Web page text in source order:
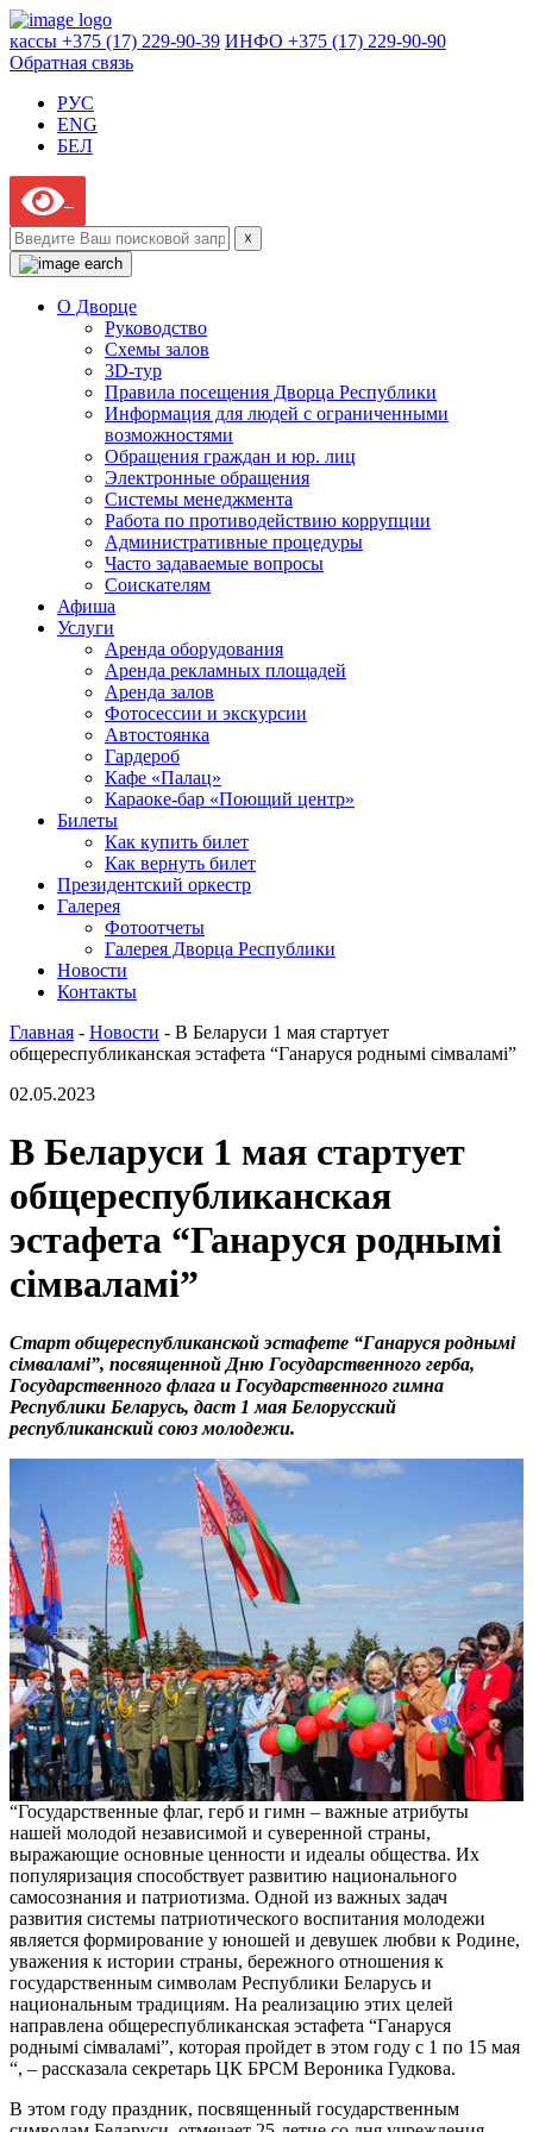
кассы +375 (17) 229-90-39 ИНФО +375 (17) 229-90-90
Обратная связь
РУС
ENG
БЕЛ
☓
О Дворце
Руководство
Схемы залов
3D-тур
Правила посещения Дворца Республики
Информация для людей с ограниченными
возможностями
Обращения граждан и юр. лиц
Электронные обращения
Системы менеджмента
Работа по противодействию коррупции
Административные процедуры
Часто задаваемые вопросы
Соискателям
Афиша
Услуги
Аренда оборудования
Аренда рекламных площадей
Аренда залов
Фотосессии и экскурсии
Автостоянка
Гардероб
Кафе «Палац»
Караоке-бар «Поющий центр»
Билеты
Как купить билет
Как вернуть билет
Президентский оркестр
Галерея
Фотоотчеты
Галерея Дворца Республики
Новости
Контакты
Главная - Новости - В Беларуси 1 мая стартует
общереспубликанская эстафета “Ганаруся роднымi сімваламi”
02.05.2023
В Беларуси 1 мая стартует
общереспубликанская
эстафета “Ганаруся роднымi
сімваламi”
Старт общереспубликанской эстафете “Ганаруся роднымi
сімваламi”, посвященной Дню Государственного герба,
Государственного флага и Государственного гимна
Республики Беларусь, даст 1 мая Белорусский
республиканский союз молодежи.
“Государственные флаг, герб и гимн – важные атрибуты
нашей молодой независимой и суверенной страны,
выражающие основные ценности и идеалы общества. Их
популяризация способствует развитию национального
самосознания и патриотизма. Одной из важных задач
развития системы патриотического воспитания молодежи
является формирование у юношей и девушек любви к Родине,
уважения к истории страны, бережного отношения к
государственным символам Республики Беларусь и
национальным традициям. На реализацию этих целей
направлена общереспубликанская эстафета “Ганаруся
роднымi сімваламi”, которая пройдет в этом году с 1 по 15 мая
“, – рассказала секретарь ЦК БРСМ Вероника Гудкова.
В этом году праздник, посвященный государственным